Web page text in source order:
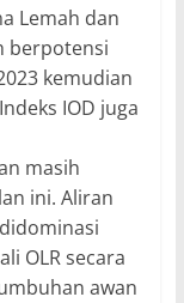
Lemah dan
berpotensi
kemudian
IOD juga
masih
ini. Aliran
OLR secara
awan